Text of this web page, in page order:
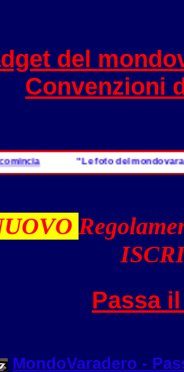
del
Convenzioni
"Le foto del
Passa
MondoVaradero -